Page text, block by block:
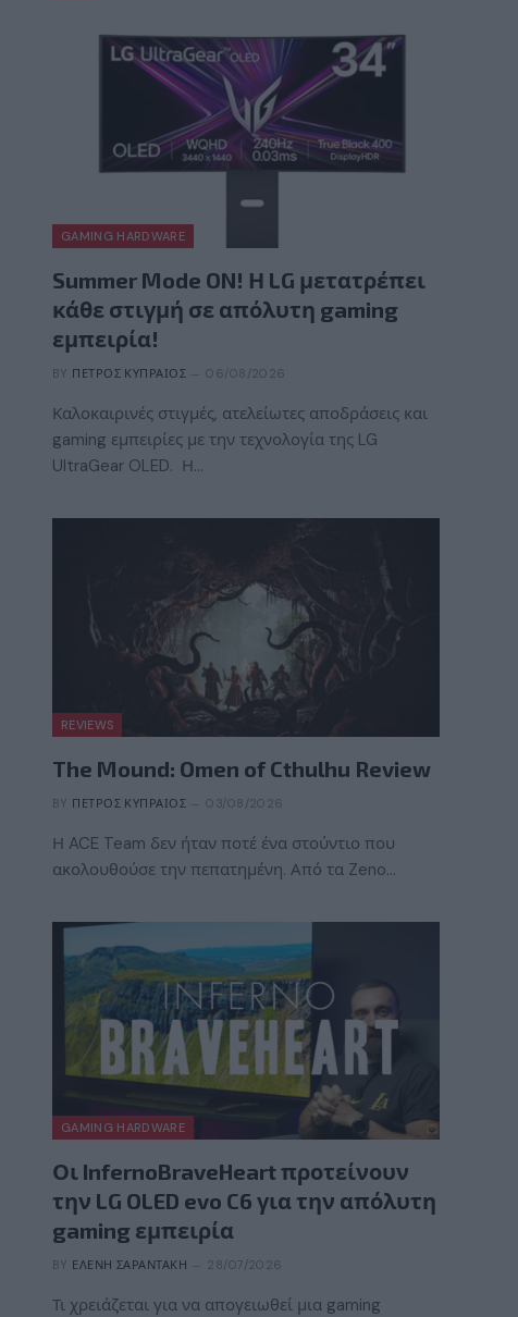
GAMING HARDWARE
Summer Mode ON! Η LG μετατρέπει
κάθε στιγμή σε απόλυτη gaming
εμπειρία!
BY ΠΈΤΡΟΣ ΚΥΠΡΑΊΟΣ 06/08/2026
Καλοκαιρινές στιγμές, ατελείωτες αποδράσεις και
gaming εμπειρίες με την τεχνολογία της LG
UltraGear OLED. Η…
REVIEWS
The Mound: Omen of Cthulhu Review
BY ΠΈΤΡΟΣ ΚΥΠΡΑΊΟΣ 03/08/2026
Η ACE Team δεν ήταν ποτέ ένα στούντιο που
ακολουθούσε την πεπατημένη. Από τα Zeno…
GAMING HARDWARE
Οι InfernoBraveHeart προτείνουν
την LG OLED evo C6 για την απόλυτη
gaming εμπειρία
BY ΕΛΈΝΗ ΣΑΡΑΝΤΆΚΗ 28/07/2026
Τι χρειάζεται για να απογειωθεί μια gaming